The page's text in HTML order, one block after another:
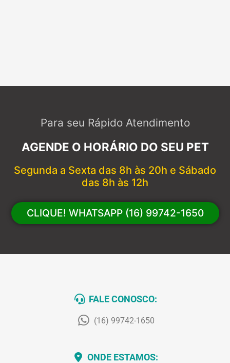
Para seu Rápido Atendimento
AGENDE O HORÁRIO DO SEU PET
Segunda a Sexta das 8h às 20h e Sábado
das 8h às 12h
CLIQUE! WHATSAPP (16) 99742-1650
FALE CONOSCO:
(16) 99742-1650
ONDE ESTAMOS: